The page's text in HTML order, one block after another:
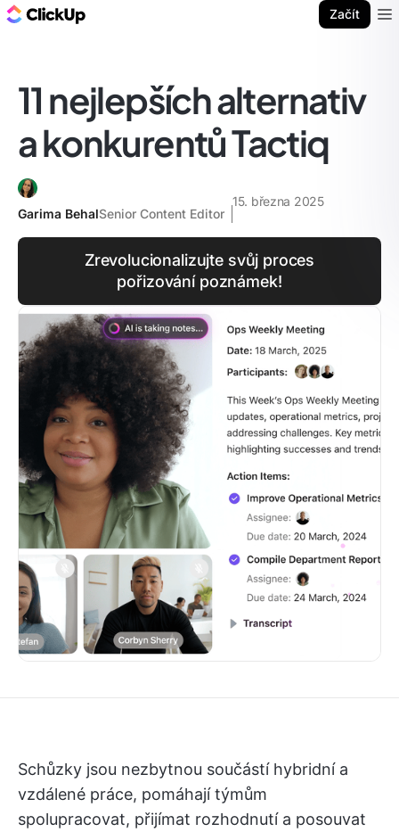
Začít
11 nejlepších alternativ
a konkurentů Tactiq
Garima BehalSenior Content Editor
15. března 2025
Zrevolucionalizujte svůj proces
pořizování poznámek!
Schůzky jsou nezbytnou součástí hybridní a
vzdálené práce, pomáhají týmům
spolupracovat, přijímat rozhodnutí a posouvat